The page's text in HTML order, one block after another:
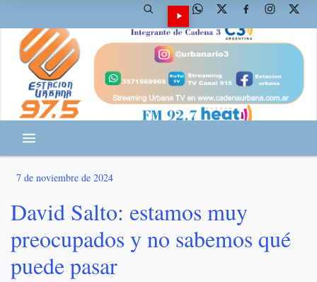
7 de noviembre de 2024
David Salto: estamos muy
preocupados y no sabemos qué
puede pasar